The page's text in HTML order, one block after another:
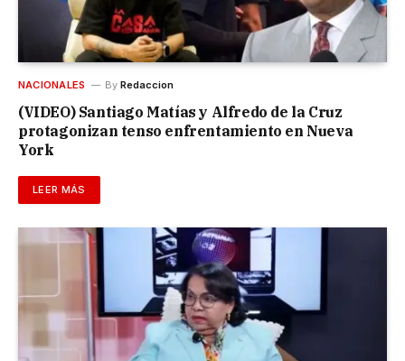
NACIONALES By Redaccion
(VIDEO) Santiago Matías y Alfredo de la Cruz
protagonizan tenso enfrentamiento en Nueva
York
LEER MÁS